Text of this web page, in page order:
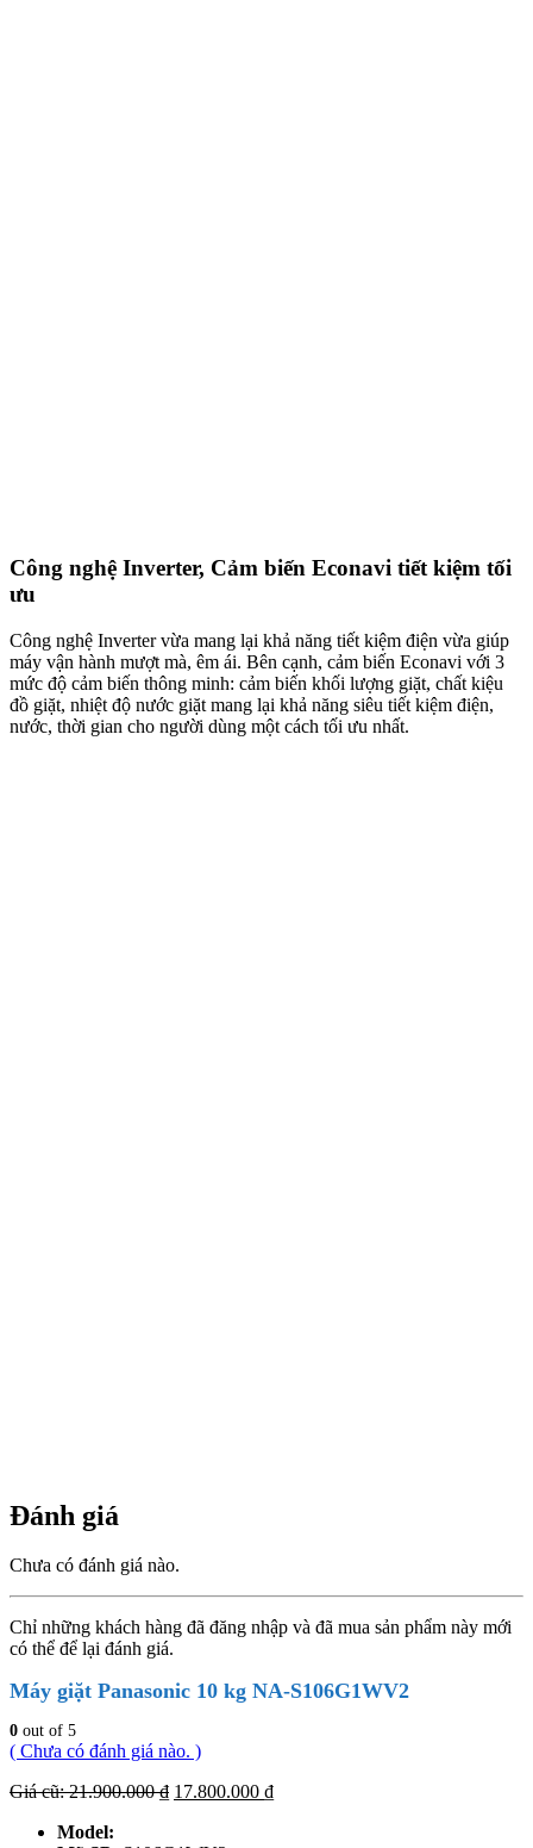
Công nghệ Inverter, Cảm biến Econavi tiết kiệm tối
ưu
Công nghệ Inverter vừa mang lại khả năng tiết kiệm điện vừa giúp
máy vận hành mượt mà, êm ái. Bên cạnh, cảm biến Econavi với 3
mức độ cảm biến thông minh: cảm biến khối lượng giặt, chất kiệu
đồ giặt, nhiệt độ nước giặt mang lại khả năng siêu tiết kiệm điện,
nước, thời gian cho người dùng một cách tối ưu nhất.
Đánh giá
Chưa có đánh giá nào.
Chỉ những khách hàng đã đăng nhập và đã mua sản phẩm này mới
có thể để lại đánh giá.
Máy giặt Panasonic 10 kg NA-S106G1WV2
0 out of 5
( Chưa có đánh giá nào. )
Giá cũ:21.900.000₫ Giá
17.800.000 ₫Giá
Model: